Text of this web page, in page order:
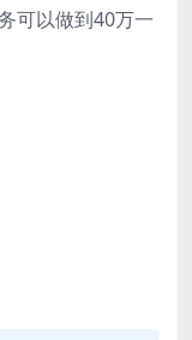
可以做到40万一